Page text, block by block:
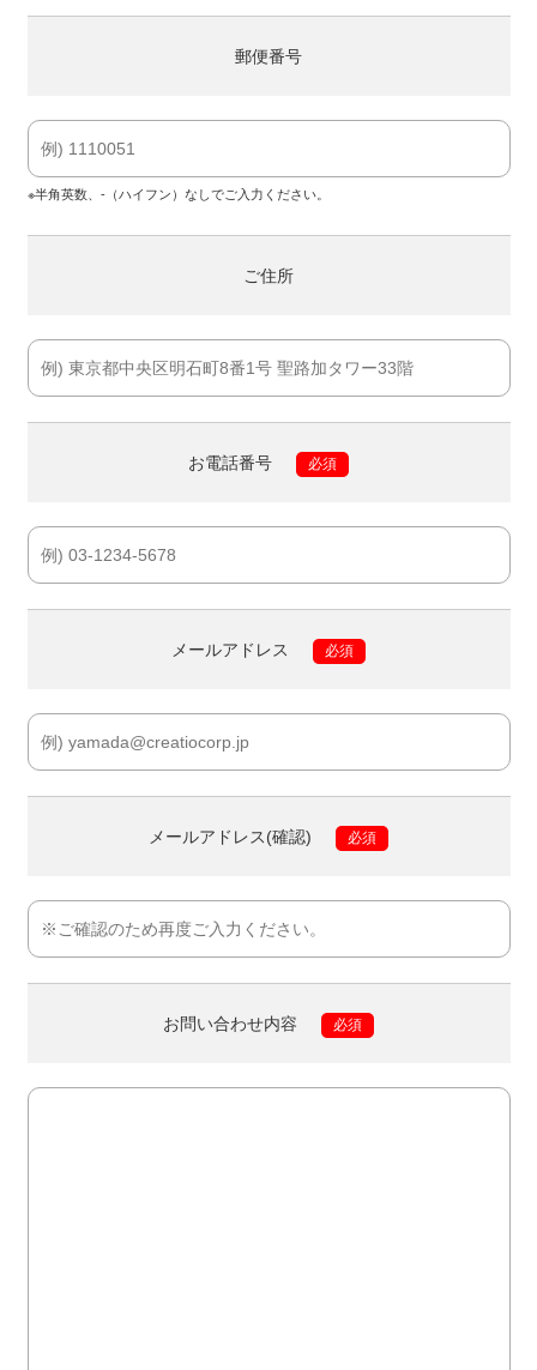
郵便番号
※半角英数、-（ハイフン）なしでご入力ください。
ご住所
お電話番号 必須
メールアドレス 必須
メールアドレス(確認) 必須
お問い合わせ内容 必須